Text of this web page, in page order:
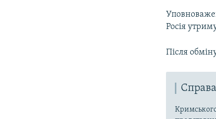
Росія
Після